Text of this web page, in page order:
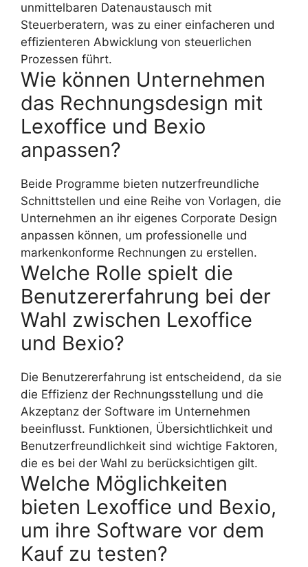
unmittelbaren Datenaustausch mit
Steuerberatern, was zu einer einfacheren und
effizienteren Abwicklung von steuerlichen
Prozessen führt.
Wie können Unternehmen
das Rechnungsdesign mit
Lexoffice und Bexio
anpassen?
Beide Programme bieten nutzerfreundliche
Schnittstellen und eine Reihe von Vorlagen, die
Unternehmen an ihr eigenes Corporate Design
anpassen können, um professionelle und
markenkonforme Rechnungen zu erstellen.
Welche Rolle spielt die
Benutzererfahrung bei der
Wahl zwischen Lexoffice
und Bexio?
Die Benutzererfahrung ist entscheidend, da sie
die Effizienz der Rechnungsstellung und die
Akzeptanz der Software im Unternehmen
beeinflusst. Funktionen, Übersichtlichkeit und
Benutzerfreundlichkeit sind wichtige Faktoren,
die es bei der Wahl zu berücksichtigen gilt.
Welche Möglichkeiten
bieten Lexoffice und Bexio,
um ihre Software vor dem
Kauf zu testen?